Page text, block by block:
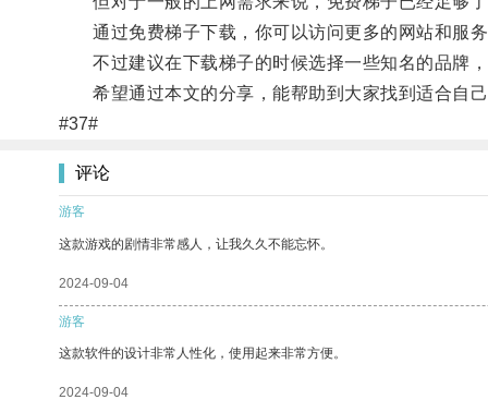
通过免费梯子下载，你可以访问更多的网站和服务
不过建议在下载梯子的时候选择一些知名的品牌，
希望通过本文的分享，能帮助到大家找到适合自己
#37#
评论
游客
这款游戏的剧情非常感人，让我久久不能忘怀。
2024-09-04
游客
这款软件的设计非常人性化，使用起来非常方便。
2024-09-04